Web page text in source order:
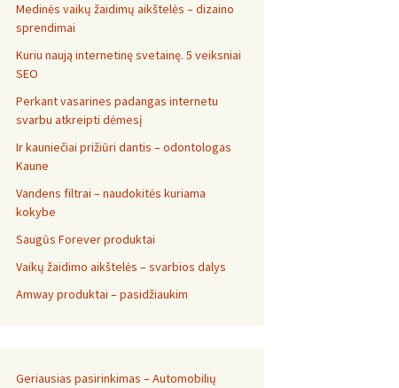
Medinės vaikų žaidimų aikštelės – dizaino
sprendimai
Kuriu naują internetinę svetainę. 5 veiksniai
SEO
Perkant vasarines padangas internetu
svarbu atkreipti dėmesį
Ir kauniečiai prižiūri dantis – odontologas
Kaune
Vandens filtrai – naudokitės kuriama
kokybe
Saugūs Forever produktai
Vaikų žaidimo aikštelės – svarbios dalys
Amway produktai – pasidžiaukim
Geriausias pasirinkimas – Automobilių